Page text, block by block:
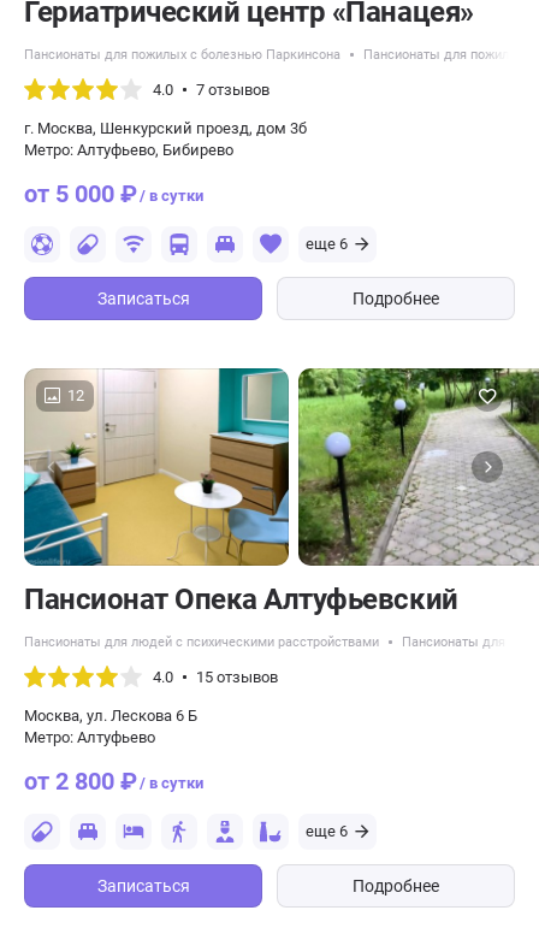
​Гериатрический центр «Панацея»
Пансионаты для пожилых с болезнью Паркинсона Пансионаты для пожилых
4.0 7 отзывов
г. Москва, Шенкурский проезд, дом 3б
Метро: Алтуфьево, Бибирево
от 5 000 ₽/ в сутки
еще 6
Записаться Подробнее
12
Пансионат Опека Алтуфьевский
Пансионаты для людей с психическими расстройствами Пансионаты для
4.0 15 отзывов
Москва, ул. Лескова 6 Б
Метро: Алтуфьево
от 2 800 ₽/ в сутки
еще 6
Записаться Подробнее